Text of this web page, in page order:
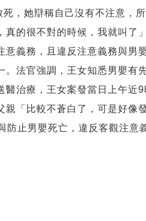
，她辯稱自己沒有不注意，
的很不對的時候，我就叫了
義務，且違反注意義務與男
法官強調，王女知悉男嬰有
治療，王女案發當日上午近
「比較不蒼白了，可是好像
止男嬰死亡，違反客觀注意